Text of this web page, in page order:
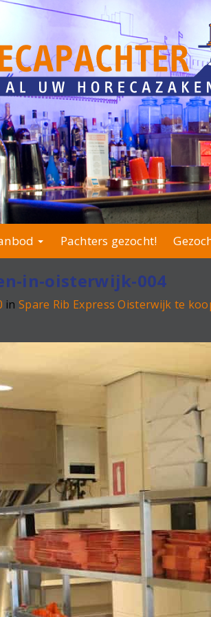
Pachters gezocht!
in-oisterwijk-004
inSpare Rib Express Oisterwijk te